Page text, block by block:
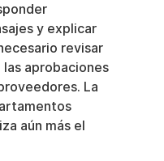
y explicar
revisar
aprobaciones
La
aún más el